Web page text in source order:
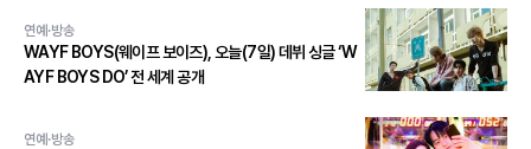
연예·방송
WAYF BOYS(웨이프 보이즈), 오늘(7일) 데뷔 싱글 ‘W
AYF BOYS DO’ 전 세계 공개
연예·방송